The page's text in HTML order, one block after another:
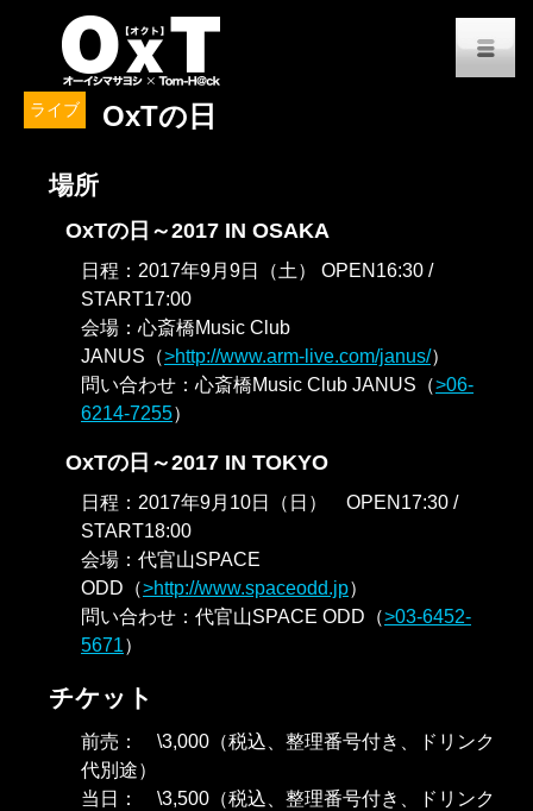
ライブ OxTの日
場所
OxTの日～2017 IN OSAKA
日程：2017年9月9日（土） OPEN16:30 /
START17:00
会場：心斎橋Music Club
JANUS（
http://www.arm-live.com/janus/）
問い合わせ：心斎橋Music Club JANUS（
06-
6214-7255）
OxTの日～2017 IN TOKYO
日程：2017年9月10日（日） OPEN17:30 /
START18:00
会場：代官山SPACE
ODD（
http://www.spaceodd.jp）
問い合わせ：代官山SPACE ODD（
03-6452-
5671）
チケット
前売： \3,000（税込、整理番号付き、ドリンク
代別途）
当日： \3,500（税込、整理番号付き、ドリンク